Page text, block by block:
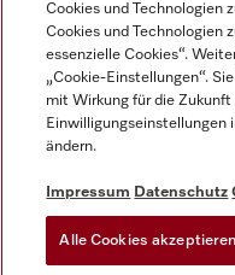
Impressum
AGB
Datenschutz
Nutzungsbedingungen
Gesetzen über digitale
Cookie-Einstellungen
Cookies und Technologien
Cookies und Technologien
essenzielle Cookies“.
„Cookie-Einstellungen“.
mit Wirkung für die
Einwilligungseinstellungen
ändern.
Impressum Datenschutz
Alle Cookies akzeptieren